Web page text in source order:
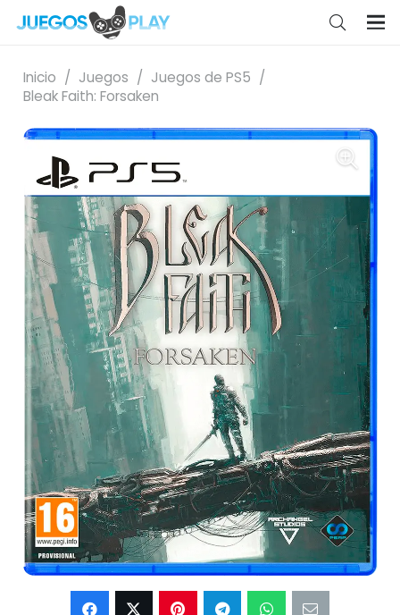
Inicio / Juegos / Juegos de PS5 /
Bleak Faith: Forsaken